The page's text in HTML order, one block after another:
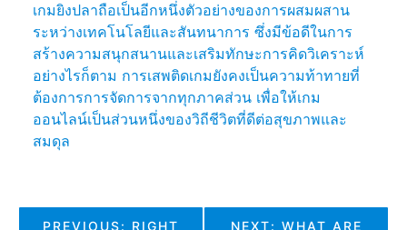
เกมยิงปลาถือเป็นอีกหนึ่งตัวอย่างของการผสมผสาน
ระหว่างเทคโนโลยีและสันทนาการ ซึ่งมีข้อดีในการ
สร้างความสนุกสนานและเสริมทักษะการคิดวิเคราะห์
อย่างไรก็ตาม การเสพติดเกมยังคงเป็นความท้าทายที่
ต้องการการจัดการจากทุกภาคส่วน เพื่อให้เกม
ออนไลน์เป็นส่วนหนึ่งของวิถีชีวิตที่ดีต่อสุขภาพและ
สมดุล
แนะแนว
PREVIOUS: RIGHT NEXT: WHAT ARE